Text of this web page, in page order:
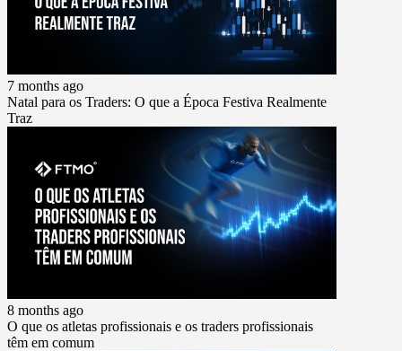
7 months ago
Natal para os Traders: O que a Época Festiva Realmente
Traz
8 months ago
O que os atletas profissionais e os traders profissionais
têm em comum